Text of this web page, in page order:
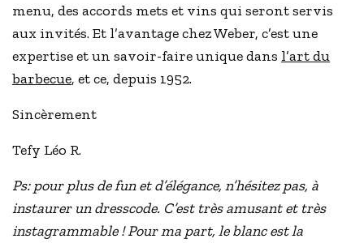
menu, des accords mets et vins qui seront servis
aux invités. Et l’avantage chez Weber, c’est une
expertise et un savoir-faire unique dans l’art du
barbecue, et ce, depuis 1952.
Sincèrement
Tefy Léo R.
Ps: pour plus de fun et d’élégance, n’hésitez pas, à
instaurer un dresscode. C’est très amusant et très
instagrammable ! Pour ma part, le blanc est la